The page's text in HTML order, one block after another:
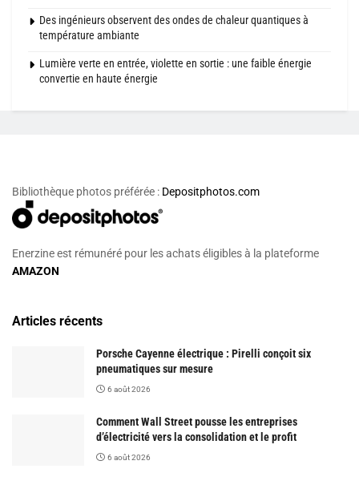
Des ingénieurs observent des ondes de chaleur quantiques à
température ambiante
Lumière verte en entrée, violette en sortie : une faible énergie
convertie en haute énergie
Bibliothèque photos préférée : Depositphotos.com
Enerzine est rémunéré pour les achats éligibles à la plateforme
AMAZON
Articles récents
Porsche Cayenne électrique : Pirelli conçoit six
pneumatiques sur mesure
6 août 2026
Comment Wall Street pousse les entreprises
d’électricité vers la consolidation et le profit
6 août 2026